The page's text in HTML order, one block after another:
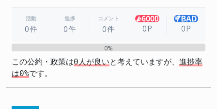
活動
0件
進捗
0件
コメント
0件 0P 0P
0%
この公約・政策は0人が良いと考えていますが、 進捗率
は0%です。